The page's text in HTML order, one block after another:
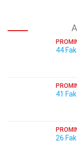
44
41
26